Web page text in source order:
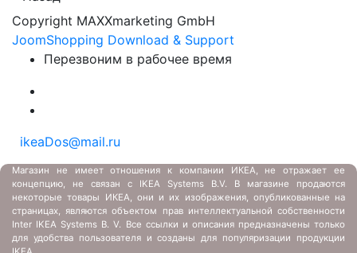
Copyright MAXXmarketing GmbH
JoomShopping Download & Support
Перезвоним в рабочее время
ikeaDos@mail.ru
Магазин не имеет отношения к компании ИКЕА, не отражает ее
концепцию, не связан с IKEA Systems B.V. В магазине продаются
некоторые товары ИКЕА, они и их изображения, опубликованные на
страницах, являются объектом прав интеллектуальной собственности
Inter IKEA Systems B. V. Все ссылки и описания предназначены только
для удобства пользователя и созданы для популяризации продукции